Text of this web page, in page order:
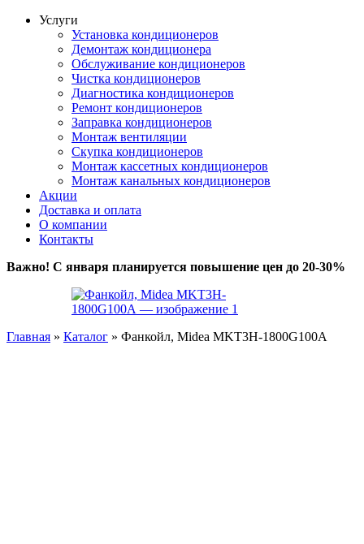
Услуги
Установка кондиционеров
Демонтаж кондиционера
Обслуживание кондиционеров
Чистка кондиционеров
Диагностика кондиционеров
Ремонт кондиционеров
Заправка кондиционеров
Монтаж вентиляции
Скупка кондиционеров
Монтаж кассетных кондиционеров
Монтаж канальных кондиционеров
Акции
Доставка и оплата
О компании
Контакты
Важно! С января планируется повышение цен до 20-30%
Главная » Каталог » Фанкойл, Midea MKT3H-1800G100A